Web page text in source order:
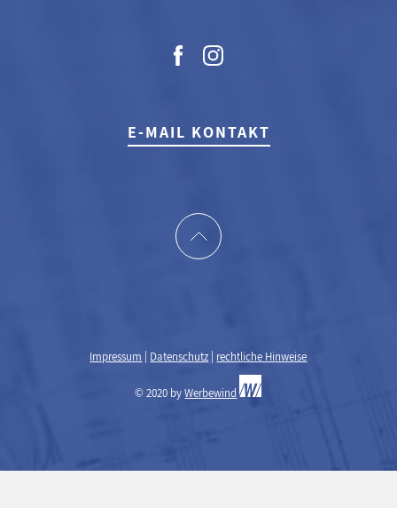
E-MAIL KONTAKT
Impressum Datenschutz rechtliche Hinweise
© 2020 byWerbewind